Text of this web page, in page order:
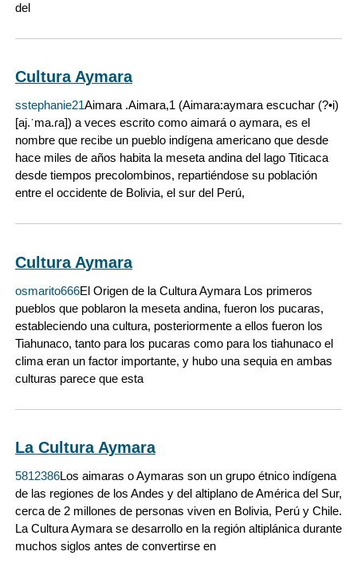
del
Cultura Aymara
sstephanie21Aimara .Aimara,1 (Aimara:aymara escuchar (?•i)
[aj.ˈma.ɾa]) a veces escrito como aimará o aymara, es el
nombre que recibe un pueblo indígena americano que desde
hace miles de años habita la meseta andina del lago Titicaca
desde tiempos precolombinos, repartiéndose su población
entre el occidente de Bolivia, el sur del Perú,
Cultura Aymara
osmarito666El Origen de la Cultura Aymara Los primeros
pueblos que poblaron la meseta andina, fueron los pucaras,
estableciendo una cultura, posteriormente a ellos fueron los
Tiahunaco, tanto para los pucaras como para los tiahunaco el
clima eran un factor importante, y hubo una sequia en ambas
culturas parece que esta
La Cultura Aymara
5812386Los aimaras o Aymaras son un grupo étnico indígena
de las regiones de los Andes y del altiplano de América del Sur,
cerca de 2 millones de personas viven en Bolivia, Perú y Chile.
La Cultura Aymara se desarrollo en la región altiplánica durante
muchos siglos antes de convertirse en